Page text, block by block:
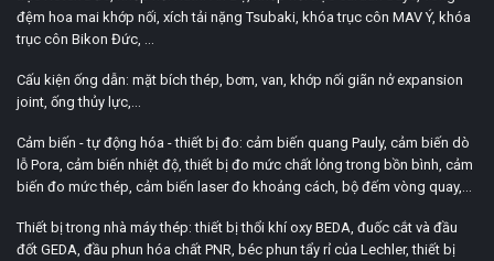
đệm hoa mai khớp nối, xích tải nặng Tsubaki, khóa trục côn MAV Ý, khóa
trục côn Bikon Đức, ...
Cấu kiện ống dẫn: mặt bích thép, bơm, van, khớp nối giãn nở expansion
joint, ống thủy lực,...
Cảm biến - tự động hóa - thiết bị đo: cảm biến quang Pauly, cảm biến dò
lỗ Pora, cảm biến nhiệt độ, thiết bị đo mức chất lỏng trong bồn bình, cảm
biến đo mức thép, cảm biến laser đo khoảng cách, bộ đếm vòng quay,...
Thiết bị trong nhà máy thép: thiết bị thổi khí oxy BEDA, đuốc cắt và đầu
đốt GEDA, đầu phun hóa chất PNR, béc phun tẩy rỉ của Lechler, thiết bị